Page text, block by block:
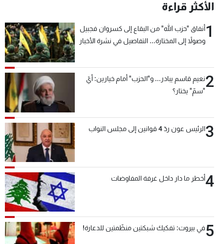
الأكثر قراءة
1أنفاق "حزب الله" من البقاع إلى كسروان فجبيل
وصولاً إلى المختارة... التفاصيل في نشرة الأخبار
2نعيم قاسم يبادر... و"الحزب" أمام خيارين: أيّ
"سمّ" يختار؟
3الرئيس عون ردّ 4 قوانين إلى مجلس النواب
4أخطر ما دار داخل غرفة المفاوضات
5في بيروت: تفكيك شبكتين منظّمتين للدعارة!